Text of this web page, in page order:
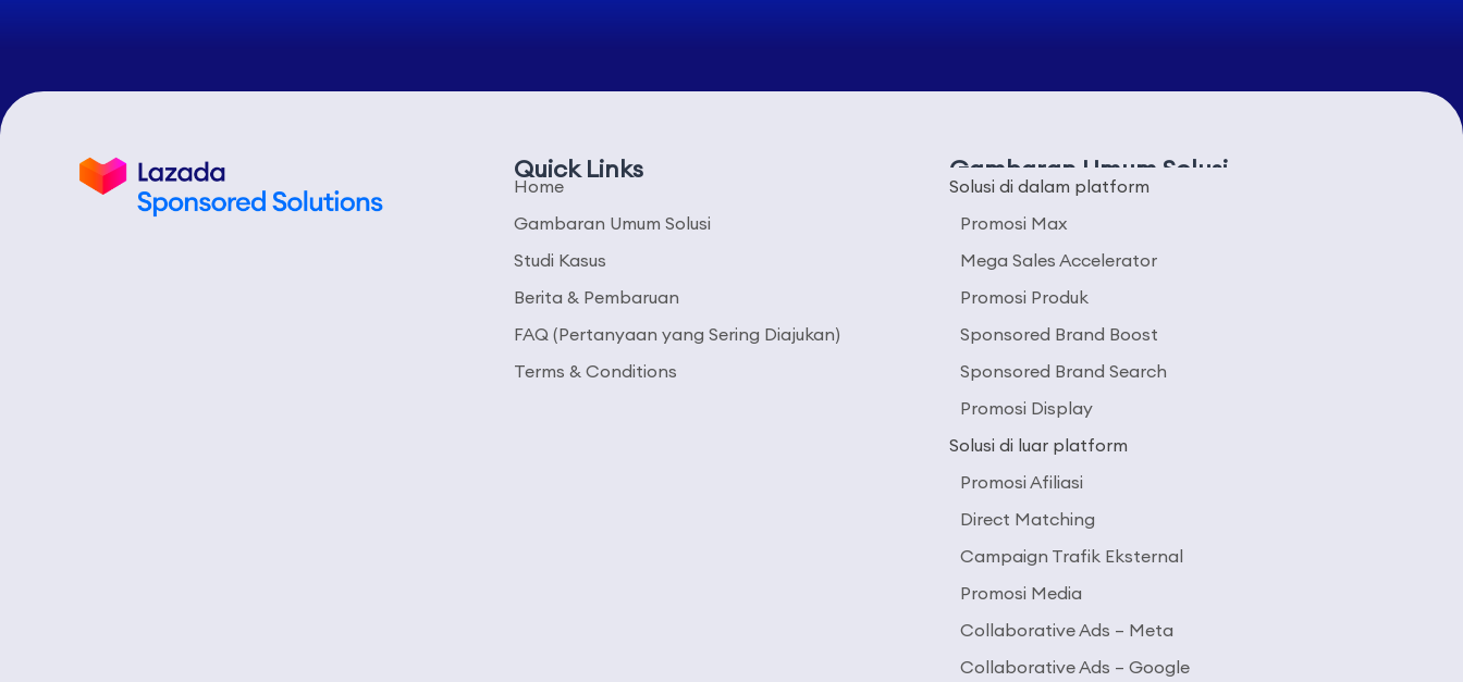
Quick Links
Home
Gambaran Umum Solusi
Studi Kasus
Berita & Pembaruan
FAQ (Pertanyaan yang Sering Diajukan)
Terms & Conditions
Gambaran Umum Solusi
Solusi di dalam platform
Promosi Max
Mega Sales Accelerator
Promosi Produk
Sponsored Brand Boost
Sponsored Brand Search
Promosi Display
Solusi di luar platform
Promosi Afiliasi
Direct Matching
Campaign Trafik Eksternal
Promosi Media
Collaborative Ads – Meta
Collaborative Ads – Google